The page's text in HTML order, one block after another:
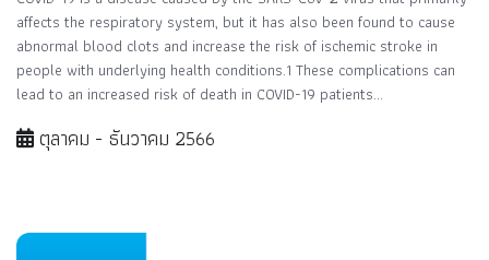
affects the respiratory system, but it has also been found to cause
abnormal blood clots and increase the risk of ischemic stroke in
people with underlying health conditions.1 These complications can
lead to an increased risk of death in COVID-19 patients...
ตุลาคม - ธันวาคม 2566